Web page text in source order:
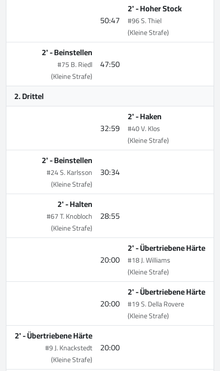
50:47
2' -Hoher Stock
#96 S. Thiel
(Kleine Strafe)
47:50
2' -Beinstellen
#75 B. Riedl
(Kleine Strafe)
2. Drittel
32:59
2' -Haken
#40 V. Klos
(Kleine Strafe)
30:34
2' -Beinstellen
#24 S. Karlsson
(Kleine Strafe)
28:55
2' -Halten
#67 T. Knobloch
(Kleine Strafe)
20:00
2' -Übertriebene Härte
#18 J. Williams
(Kleine Strafe)
20:00
2' -Übertriebene Härte
#19 S. Della Rovere
(Kleine Strafe)
20:00
2' -Übertriebene Härte
#9 J. Knackstedt
(Kleine Strafe)